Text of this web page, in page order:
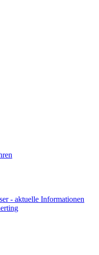
- aktuelle Informationen